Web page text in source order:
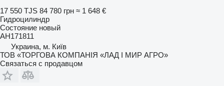
17 550 TJS 84 780 грн ≈ 1 648 €
Гидроцилиндр
Состояние новый
AH171811
Украина, м. Київ
ТОВ «ТОРГОВА КОМПАНІЯ «ЛАД І МИР АГРО»
Связаться с продавцом